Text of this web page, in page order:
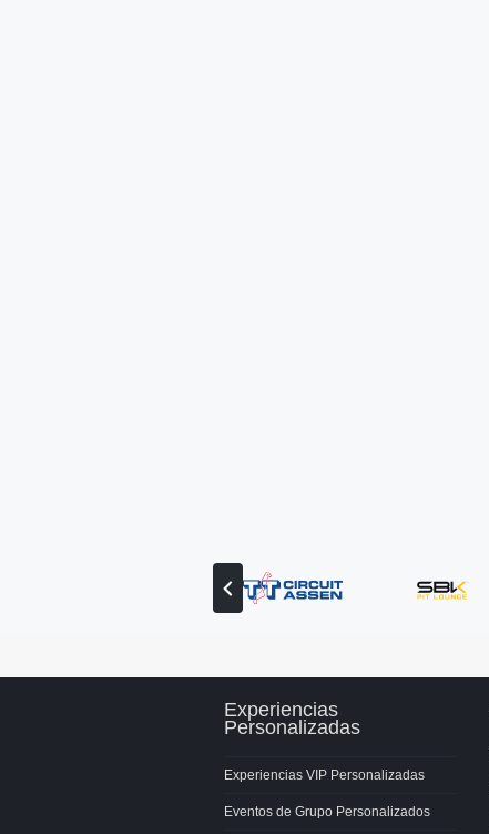
Ver
el
Experiencias
Personalizadas
Experiencias VIP Personalizadas
Eventos de Grupo Personalizados